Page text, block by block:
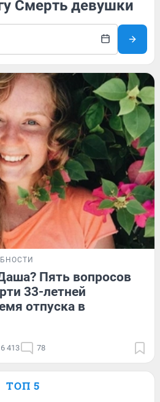
Смерть девушки
Пять вопросов
33-летней
отпуска в
413 78
ТОП 5